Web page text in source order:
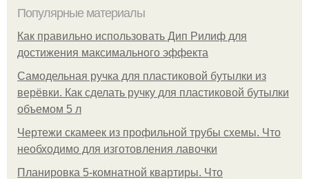
Популярные материалы
Как правильно использовать Дип Рилиф для
достижения максимального эффекта
Самодельная ручка для пластиковой бутылки из
верёвки. Как сделать ручку для пластиковой бутылки
объемом 5 л
Чертежи скамеек из профильной трубы схемы. Что
необходимо для изготовления лавочки
Планировка 5-комнатной квартиры. Что